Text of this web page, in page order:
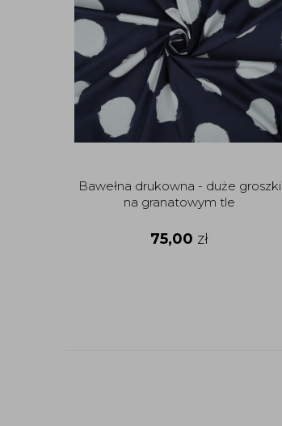
Bawełna drukowna - duże groszki
na granatowym tle
75,00 zł